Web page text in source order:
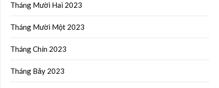
Tháng Mười Hai 2023
Tháng Mười Một 2023
Tháng Chín 2023
Tháng Bảy 2023